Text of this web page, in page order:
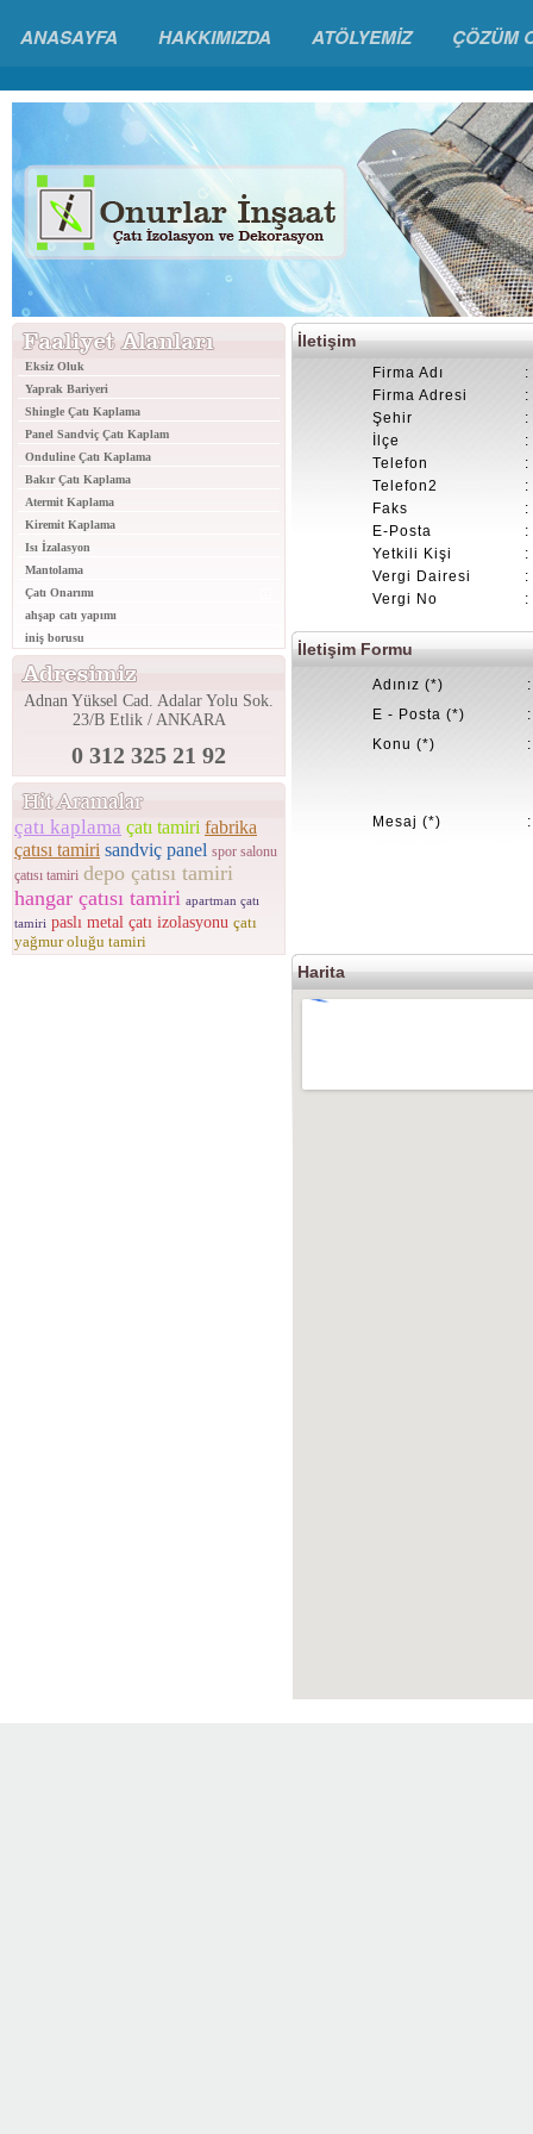
ANASAYFA HAKKIMIZDA ATÖLYEMİZ ÇÖZÜM
Eksiz Oluk
Yaprak Bariyeri
Shingle Çatı Kaplama
Panel Sandviç Çatı Kaplam
Onduline Çatı Kaplama
Bakır Çatı Kaplama
Atermit Kaplama
Kiremit Kaplama
Isı İzalasyon
Mantolama
Çatı Onarımı
ahşap catı yapımı
iniş borusu
Adnan Yüksel Cad. Adalar Yolu Sok.
23/B Etlik / ANKARA
0 312 325 21 92
çatı kaplama çatı tamiri fabrika
çatısı tamiri sandviç panel spor salonu
çatısı tamiri depo çatısı tamiri
hangar çatısı tamiri apartman çatı
tamiri paslı metal çatı izolasyonu çatı
yağmur oluğu tamiri
İletişim
Firma Adı
:
Firma Adresi
:
Şehir
:
İlçe
:
Telefon
:
Telefon2
:
Faks
:
E-Posta
:
Yetkili Kişi
:
Vergi Dairesi
:
Vergi No
:
İletişim Formu
Adınız (*)
:
E - Posta (*)
:
Konu (*)
:
Mesaj (*) :
Harita